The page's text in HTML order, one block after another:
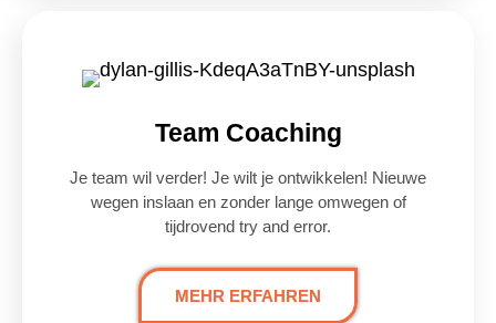
Team Coaching
Je team wil verder! Je wilt je ontwikkelen! Nieuwe
wegen inslaan en zonder lange omwegen of
tijdrovend try and error.
MEHR ERFAHREN